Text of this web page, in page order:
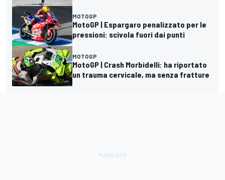
MOTOGP
MotoGP | Espargaro penalizzato per le
pressioni: scivola fuori dai punti
MOTOGP
MotoGP | Crash Morbidelli: ha riportato
un trauma cervicale, ma senza fratture